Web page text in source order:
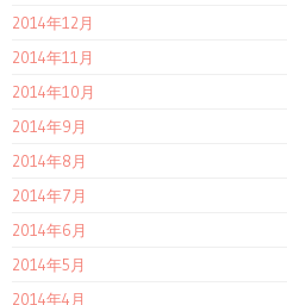
2014年12月
2014年11月
2014年10月
2014年9月
2014年8月
2014年7月
2014年6月
2014年5月
2014年4月